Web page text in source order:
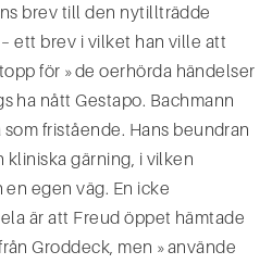
brev till den nytillträdde
ett brev i vilket han ville att
för »de oerhörda händelser
ha nått Gestapo. Bachmann
fristående. Hans beundran
kliniska gärning, i vilken
en egen väg. En icke
är att Freud öppet hämtade
Groddeck, men »använde